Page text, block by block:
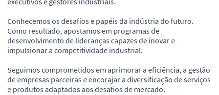
Conhecemos os desafios e papéis da indústria do futuro.
Como resultado, apostamos em programas de
desenvolvimento de lideranças capazes de inovar e
impulsionar a competitividade industrial.
Seguimos comprometidos em aprimorar a eficiência, a gestão
de empresas parceiras e encorajar a diversificação de serviços
e produtos adaptados aos desafios de mercado.